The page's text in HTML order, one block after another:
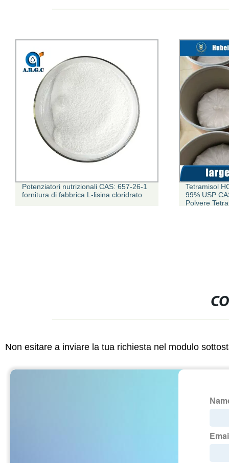
Potenziatori nutrizionali CAS: 657-26-1
fornitura di fabbrica L-lisina cloridrato
Tetramisol
99% USP
Polvere
Non esitare a inviare la tua richiesta nel modulo